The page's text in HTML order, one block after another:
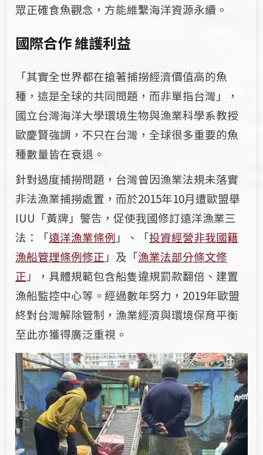
眾正確食魚觀念，方能維繫海洋資源永續。
國際合作 維護利益
「其實全世界都在搶著捕撈經濟價值高的魚
種，這是全球的共同問題，而非單指台灣」，
國立台灣海洋大學環境生物與漁業科學系教授
歐慶賢強調，不只在台灣，全球很多重要的魚
種數量皆在衰退。
針對過度捕撈問題，台灣曾因漁業法規未落實
非法漁業捕撈處置，而於2015年10月遭歐盟舉
IUU「黃牌」警告，促使我國修訂遠洋漁業三
法：「遠洋漁業條例 」、「投資經營非我國籍
漁船管理條例修正 」及「漁業法部分條文修
正 」， 具體規範包含船隻違規罰款翻倍、建置
漁船監控中心等。經過數年努力，2019年歐盟
終對台灣解除管制，漁業經濟與環境保育平衡
至此亦獲得廣泛重視。